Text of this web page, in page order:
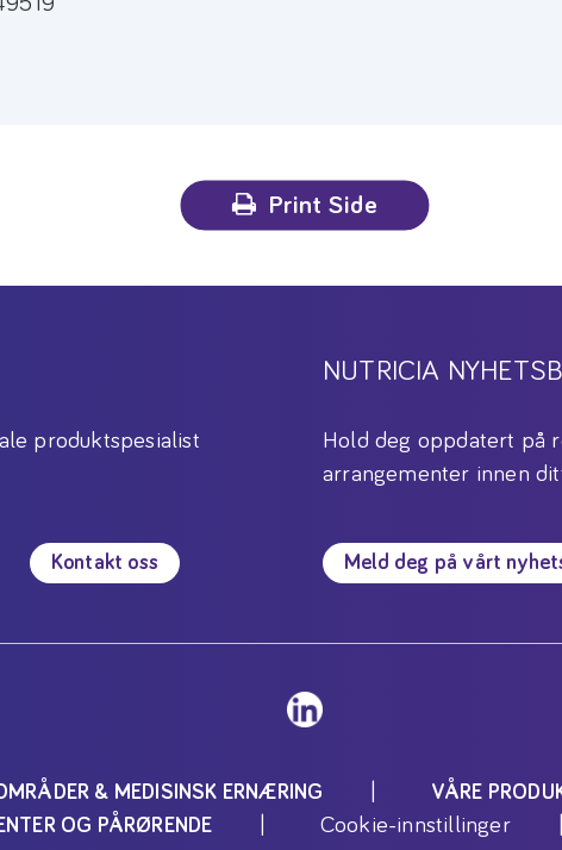
Print Side
produktspesialist
Kontakt oss
NUTRICIA
Hold deg oppdatert på
arrangementer innen
Meld deg på vårt
& MEDISINSK ERNÆRING VÅRE
OG PÅRØRENDE
Cookie-innstillinger